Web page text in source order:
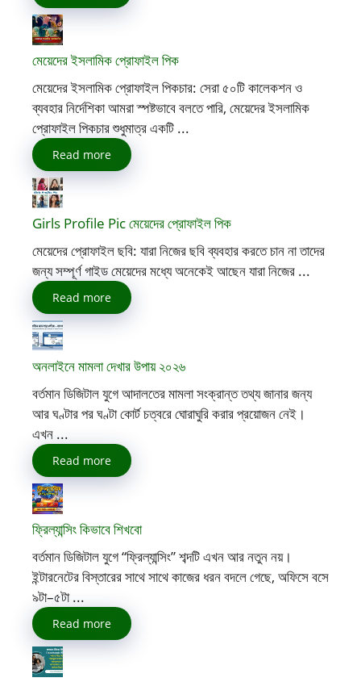
মেয়েদের ইসলামিক প্রোফাইল পিক
মেয়েদের ইসলামিক প্রোফাইল পিকচার: সেরা ৫০টি কালেকশন ও
ব্যবহার নির্দেশিকা আমরা স্পষ্টভাবে বলতে পারি, মেয়েদের ইসলামিক
প্রোফাইল পিকচার শুধুমাত্র একটি ...
Read more
Girls Profile Pic মেয়েদের প্রোফাইল পিক
মেয়েদের প্রোফাইল ছবি: যারা নিজের ছবি ব্যবহার করতে চান না তাদের
জন্য সম্পূর্ণ গাইড মেয়েদের মধ্যে অনেকেই আছেন যারা নিজের ...
Read more
অনলাইনে মামলা দেখার উপায় ২০২৬
বর্তমান ডিজিটাল যুগে আদালতের মামলা সংক্রান্ত তথ্য জানার জন্য
আর ঘণ্টার পর ঘণ্টা কোর্ট চত্বরে ঘোরাঘুরি করার প্রয়োজন নেই।
এখন ...
Read more
ফ্রিল্যান্সিং কিভাবে শিখবো
বর্তমান ডিজিটাল যুগে “ফ্রিল্যান্সিং” শব্দটি এখন আর নতুন নয়।
ইন্টারনেটের বিস্তারের সাথে সাথে কাজের ধরন বদলে গেছে, অফিসে বসে
৯টা–৫টা ...
Read more